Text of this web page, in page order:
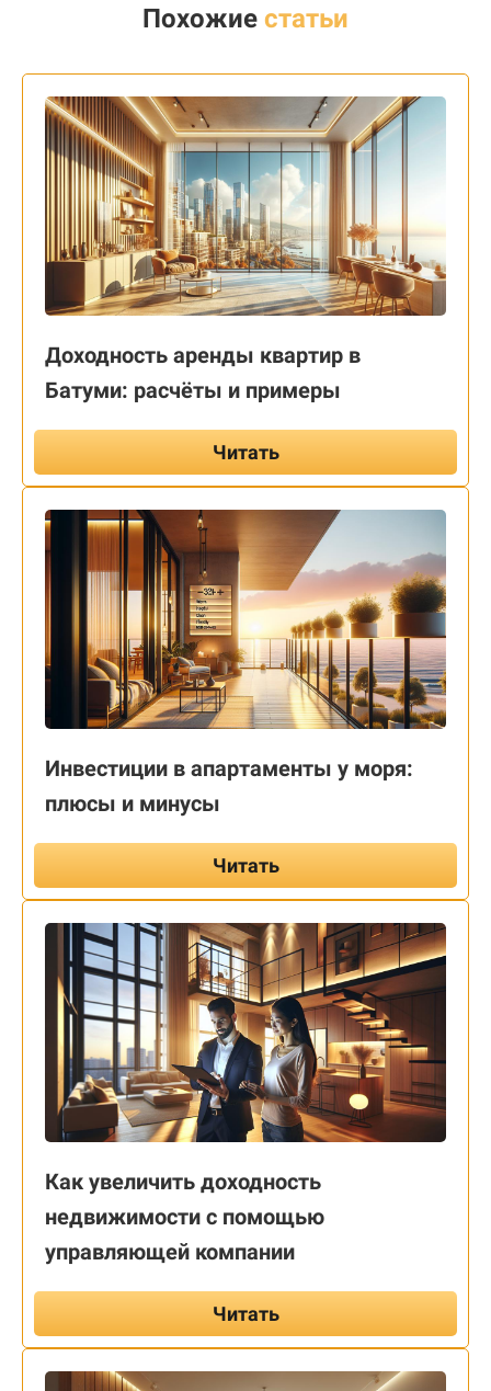
Похожие статьи
Доходность аренды квартир в
Батуми: расчёты и примеры
Читать
Инвестиции в апартаменты у моря:
плюсы и минусы
Читать
Как увеличить доходность
недвижимости с помощью
управляющей компании
Читать